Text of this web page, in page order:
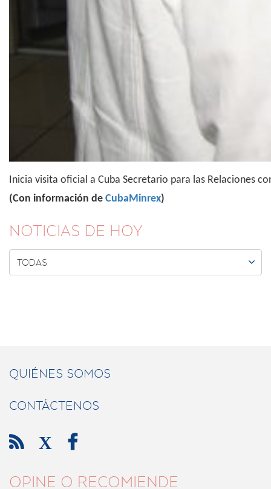
Inicia visita oficial a Cuba Secretario para las Relaciones
(Con información de CubaMinrex)
NOTICIAS DE HOY
TODAS 
QUIÉNES SOMOS
CONTÁCTENOS
 X 
OPINE O RECOMIENDE